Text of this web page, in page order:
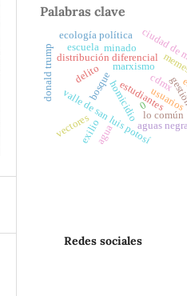
Palabras clave
marxismo
homicidio
aguas
usuarios
ciudad
distribución diferencial
cdmx
delito
valle de san luis potosí
minado
bosque
ecología política
agua
vectores
escuela
estudiantes
lo común
exilio
donald trump
0
Redes sociales